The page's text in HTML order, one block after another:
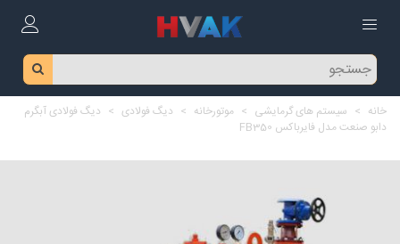
خانه > سیستم های گرمایشی > موتورخانه > دیگ فولادی > دیگ فولادی آبگرم
دابو صنعت مدل فایرباکس FB350